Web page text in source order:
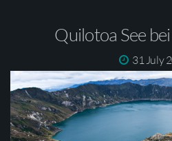
Quilotoa See
31 July